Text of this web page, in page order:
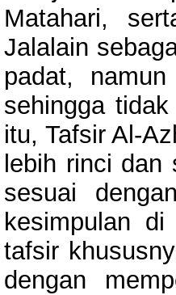
Matahari,
Jalalain
padat,
sehingga
itu, Tafsir Al-
lebih rinci
sesuai
kesimpulan
tafsir
dengan